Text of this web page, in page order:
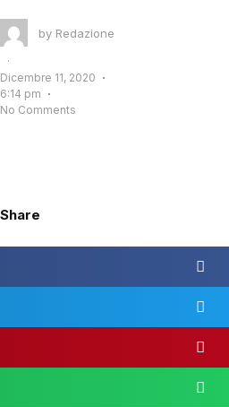
by Redazione
·
Dicembre 11, 2020
6:14 pm
No Comments
Share